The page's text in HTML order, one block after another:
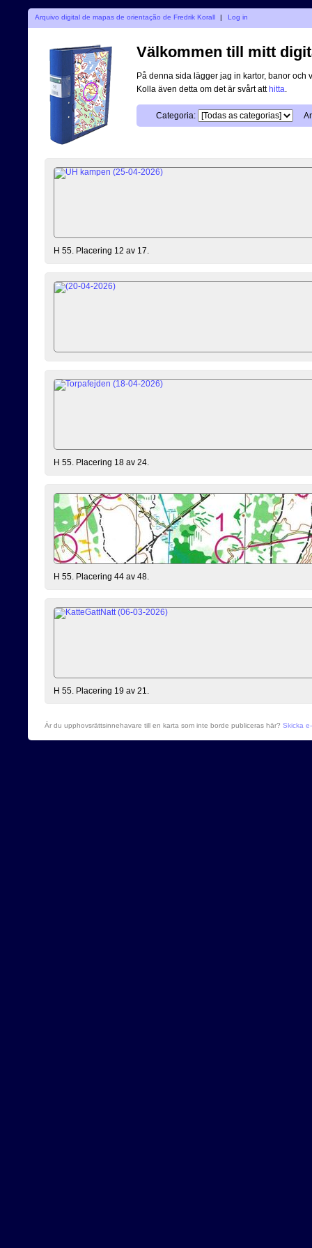
Arquivo digital de mapas de orientação de Fredrik Korall | Log in
Välkommen till mitt
På denna sida lägger jag in kartor, banor och
Kolla även detta om det är svårt atthitta
Categoria:
H 55. Placering 12 av 17.
H 55. Placering 18 av 24.
H 55. Placering 44 av 48.
H 55. Placering 19 av 21.
Är du upphovsrättsinnehavare till en karta som inte borde publiceras här? Skicka